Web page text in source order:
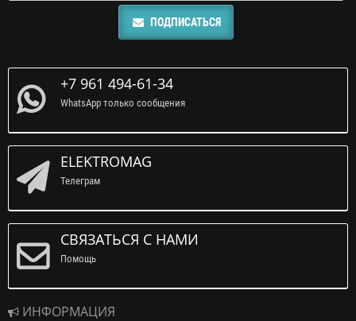
ПОДПИСАТЬСЯ
+7 961 494-61-34
WhatsApp только сообщения
ELEKTROMAG
Телеграм
СВЯЗАТЬСЯ С НАМИ
Помощь
ИНФОРМАЦИЯ